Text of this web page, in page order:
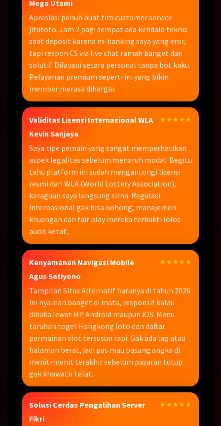
Mega Utami
Apresiasi penuh buat tim customer service
jitutoto. Jam 2 pagi sempat ada kendala teknis
saat deposit karena m-banking saya yang eror,
tapi respon CS via live chat ramah banget dan
solutif. Dilayani secara personal tanpa bot kaku.
Pelayanan premium seperti ini yang bikin
member merasa dihargai.
Validitas Lisensi Internasional WLA ★★★★★
Kevin Sanjaya
Saya tipe pemain yang sangat memperhatikan
aspek legalitas sebelum menaruh modal. Begitu
tahu platform ini sudah mengantongi lisensi
resmi dari WLA (World Lottery Association),
keraguan saya langsung sirna. Regulasi
internasional gak bisa bohong, manajemen
keuangan dan fair play mereka terbukti lolos
audit ketat.
Kenyamanan Navigasi Mobile ★★★★★
Agus Setiyono
Tampilan Situs Alternatif barunya di tahun 2026
ini nyaman banget di mata, responsif kalau
dibuka lewat HP Android maupun iOS. Menu
taruhan togel Hongkong loto dan daftar
permainan slot tersusun rapi. Gak ada lag atau
halaman berat, jadi pas mau pasang angka di
menit-menit terakhir sebelum pasaran tutup
gak khawatir telat.
Solusi Cerdas Pengalihan Server ★★★★★
Fikri